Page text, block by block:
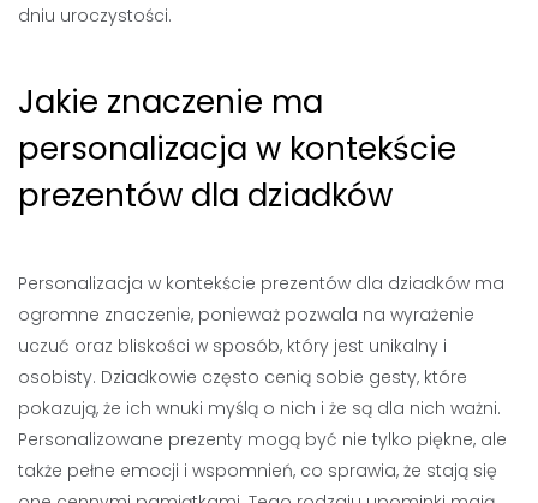
dniu uroczystości.
Jakie znaczenie ma
personalizacja w kontekście
prezentów dla dziadków
Personalizacja w kontekście prezentów dla dziadków ma
ogromne znaczenie, ponieważ pozwala na wyrażenie
uczuć oraz bliskości w sposób, który jest unikalny i
osobisty. Dziadkowie często cenią sobie gesty, które
pokazują, że ich wnuki myślą o nich i że są dla nich ważni.
Personalizowane prezenty mogą być nie tylko piękne, ale
także pełne emocji i wspomnień, co sprawia, że stają się